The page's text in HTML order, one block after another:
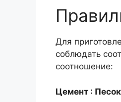
Для
соблюдать
соотношение:
Цемент :